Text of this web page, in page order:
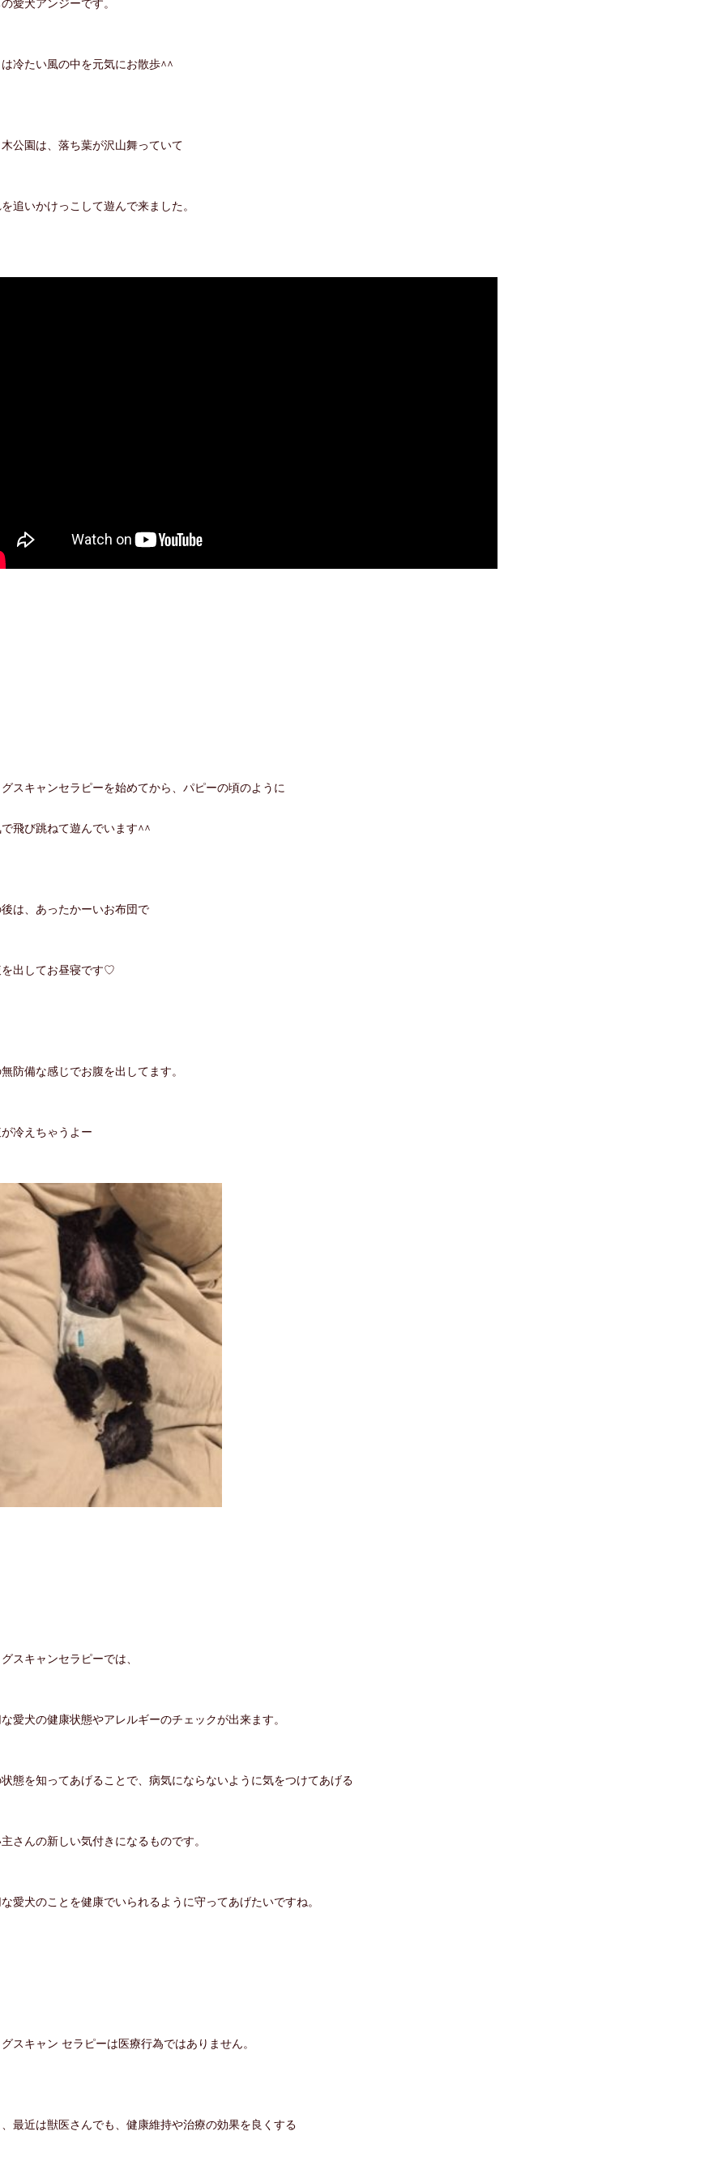
愛犬アンジーです。
冷たい風の中を元気にお散歩^^
公園は、落ち葉が沢山舞っていて
追いかけっこして遊んで来ました。
スキャンセラピーを始めてから、パピーの頃のように
飛び跳ねて遊んでいます^^
は、あったかーいお布団で
出してお昼寝です♡
防備な感じでお腹を出してます。
冷えちゃうよー
スキャンセラピーでは、
愛犬の健康状態やアレルギーのチェックが出来ます。
態を知ってあげることで、病気にならないように気をつけてあげる
さんの新しい気付きになるものです。
愛犬のことを健康でいられるように守ってあげたいですね。
スキャン セラピーは医療行為ではありません。
最近は獣医さんでも、健康維持や治療の効果を良くする